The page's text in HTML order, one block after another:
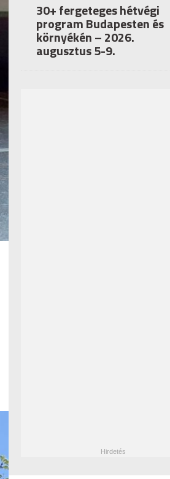
30+ fergeteges hétvégi
program Budapesten és
környékén – 2026.
augusztus 5-9.